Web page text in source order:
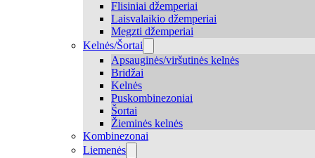
Flisiniai džemperiai
Laisvalaikio džemperiai
Megzti džemperiai
Kelnės/Šortai
Apsauginės/viršutinės kelnės
Bridžai
Kelnės
Puskombinezoniai
Šortai
Žieminės kelnės
Kombinezonai
Liemenės